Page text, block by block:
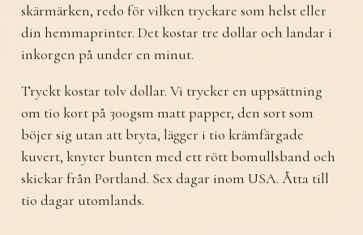
skärmärken, redo för vilken tryckare som helst eller
din hemmaprinter. Det kostar tre dollar och landar i
inkorgen på under en minut.
Tryckt kostar tolv dollar. Vi trycker en uppsättning
om tio kort på 300gsm matt papper, den sort som
böjer sig utan att bryta, lägger i tio krämfärgade
kuvert, knyter bunten med ett rött bomullsband och
skickar från Portland. Sex dagar inom USA. Åtta till
tio dagar utomlands.